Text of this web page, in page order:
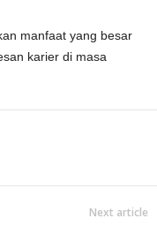
manfaat yang besar
karier di masa
Next article